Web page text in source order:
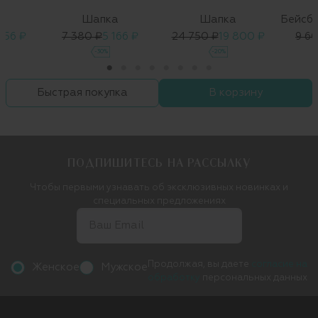
₽
Шапка
7 380 ₽5 166 ₽
-30%
Шапка
24 750 ₽19 800 ₽
-20%
9
Быстрая покупка В корзину